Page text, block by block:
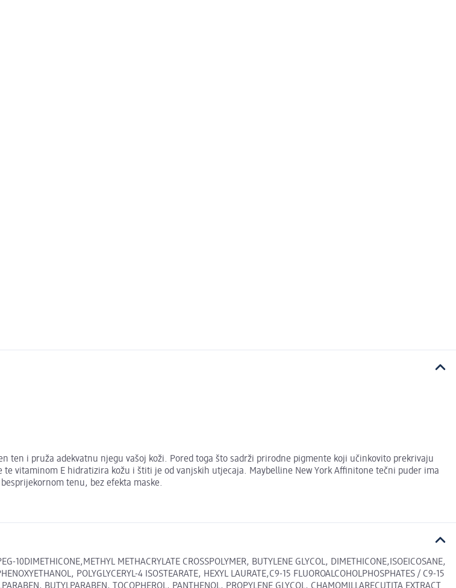
ten i pruža adekvatnu njegu vašoj koži. Pored toga što sadrži prirodne pigmente koji učinkovito prekrivaju
vitaminom E hidratizira kožu i štiti je od vanjskih utjecaja. Maybelline New York Affinitone tečni puder ima
tenu, bez efekta maske.
10DIMETHICONE,METHYL METHACRYLATE CROSSPOLYMER, BUTYLENE GLYCOL, DIMETHICONE,ISOEICOSANE,
POLYGLYCERYL-4 ISOSTEARATE, HEXYL LAURATE,C9-15 FLUOROALCOHOLPHOSPHATES / C9-15